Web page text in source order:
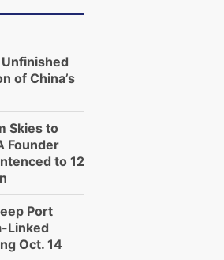
of China’s
Skies to
Founder
to 12
Port
Linked
Oct. 14